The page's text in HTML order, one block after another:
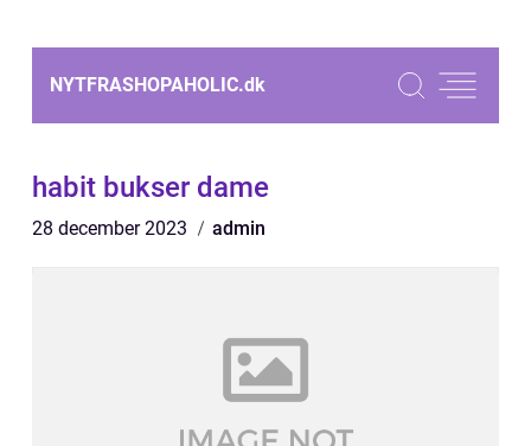
NYTFRASHOPAHOLIC.dk
habit bukser dame
28 december 2023 admin